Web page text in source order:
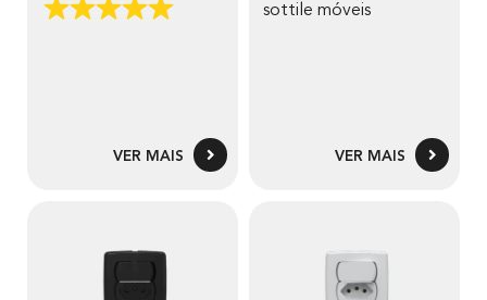
VER MAIS
sottile móveis
VER MAIS